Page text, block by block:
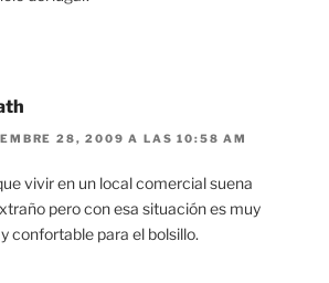
28, 2009 A LAS 10:58 AM
vivir en un local comercial suena
pero con esa situación es muy
confortable para el bolsillo.